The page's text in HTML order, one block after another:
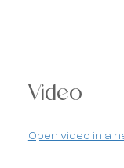
Video
Open video in a